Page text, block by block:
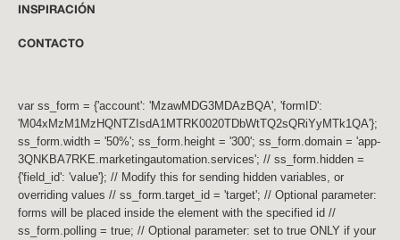
INSPIRACIÓN
CONTACTO
var ss_form = {'account': 'MzawMDG3MDAzBQA', 'formID':
'M04xMzM1MzHQNTZIsdA1MTRK0020TDbWtTQ2sQRiYyMTk1QA'};
ss_form.width = '50%'; ss_form.height = '300'; ss_form.domain = 'app-
3QNKBA7RKE.marketingautomation.services'; // ss_form.hidden =
{'field_id': 'value'}; // Modify this for sending hidden variables, or
overriding values // ss_form.target_id = 'target'; // Optional parameter:
forms will be placed inside the element with the specified id //
ss_form.polling = true; // Optional parameter: set to true ONLY if your